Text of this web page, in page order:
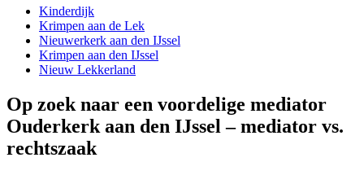
Kinderdijk
Krimpen aan de Lek
Nieuwerkerk aan den IJssel
Krimpen aan den IJssel
Nieuw Lekkerland
Op zoek naar een voordelige mediator
Ouderkerk aan den IJssel – mediator vs.
rechtszaak